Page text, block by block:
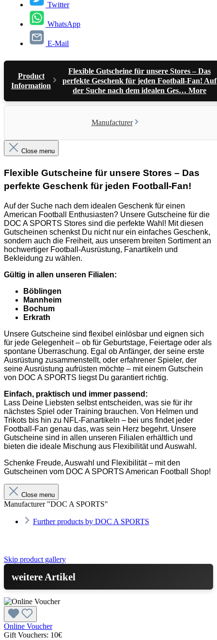
Twitter
WhatsApp
E-Mail
Product
Information
Flexible Gutscheine für unsere Stores – Das
perfekte Geschenk für jeden Football-Fan! Auf
der Suche nach dem idealen Ges… More
Manufacturer
Close menu
Flexible Gutscheine für unsere Stores – Das
perfekte Geschenk für jeden Football-Fan!
Auf der Suche nach dem idealen Geschenk für einen
American Football Enthusiasten? Unsere Gutscheine für die
DOC A SPORTS Stores sind die perfekte Wahl! Mit diesen
Gutscheinen schenkst Du nicht nur ein einfaches Geschenk,
sondern auch die Freiheit, aus unserem breiten Sortiment an
hochwertiger Football-Ausrüstung, Fanartikeln und
Bekleidung zu wählen.
Gültig in allen unseren Filialen:
Böblingen
Mannheim
Bochum
Erkrath
Unsere Gutscheine sind flexibel einlösbar und eignen sich
für jede Gelegenheit – ob für Geburtstage, Feiertage oder als
spontane Überraschung. Egal ob Anfänger, der seine erste
Ausrüstung zusammenstellt, oder erfahrener Spieler, der
seine Ausrüstung aufrüsten möchte – mit einem Gutschein
von DOC A SPORTS liegst Du garantiert richtig.
Einfach, praktisch und immer passend:
Lass Deine Liebsten selbst entscheiden, was sie für ihr
nächstes Spiel oder Training brauchen. Von Helmen und
Trikots bis hin zu NFL-Fanartikeln – bei uns findet jeder
Football-Fan genau das, was sein Herz begehrt. Unsere
Gutscheine sind in allen unseren Filialen erhältlich und
bieten die ideale Mischung aus Flexibilität und Auswahl.
Schenke Freude, Auswahl und Flexibilität – mit den
Gutscheinen vom DOC A SPORTS American Football Shop!
Close menu
Manufacturer "DOC A SPORTS"
Further products by DOC A SPORTS
Skip product gallery
weitere Artikel
Online Voucher
Gift Vouchers: 10€